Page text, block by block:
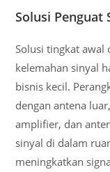
Solusi Penguat
Solusi tingkat awal
kelemahan sinyal
bisnis kecil.
dengan antena
amplifier, dan
sinyal di dalam
meningkatkan